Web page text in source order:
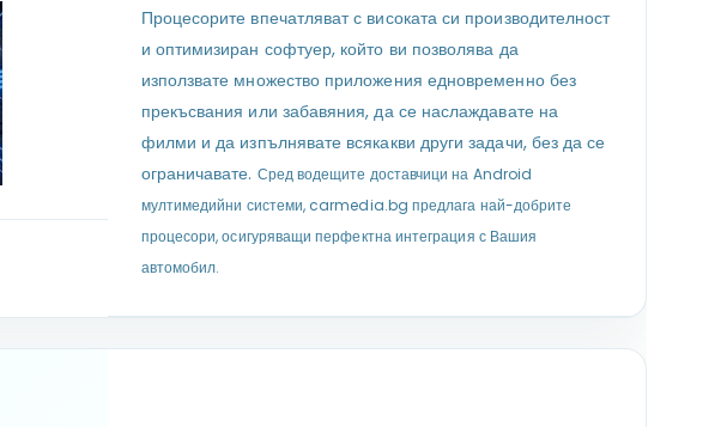
Процесорите впечатляват с високата си производителност
и оптимизиран софтуер, който ви позволява да
използвате множество приложения едновременно без
прекъсвания или забавяния, да се наслаждавате на
филми и да изпълнявате всякакви други задачи, без да се
ограничавате. Сред водещите доставчици на Android
мултимедийни системи, carmedia.bg предлага най-добрите
процесори, осигуряващи перфектна интеграция с Вашия
автомобил.